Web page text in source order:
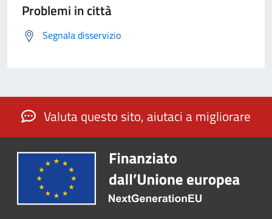
Problemi in città
Segnala disservizio
Valuta questo sito, aiutaci a migliorare